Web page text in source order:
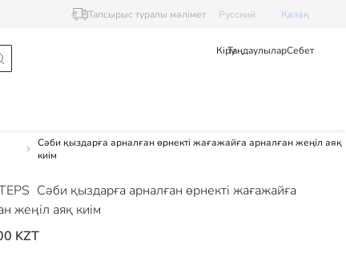
Тапсырыс туралы мәлімет Pусский Қазақ
КіруТаңдаулыларСебет
Сәби қыздарға арналған өрнекті жағажайға арналған жеңіл аяқ
киім
Сәби қыздарға арналған өрнекті жағажайға
жеңіл аяқ киім
KZT